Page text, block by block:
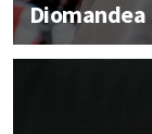
Diomandea